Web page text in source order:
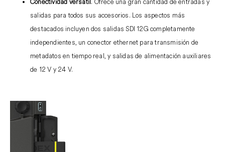
salidas para todos sus accesorios. Los aspectos más
destacados incluyen dos salidas SDI 12G completamente
independientes, un conector ethernet para transmisión de
metadatos en tiempo real, y salidas de alimentación auxiliares
de 12 V y 24 V.